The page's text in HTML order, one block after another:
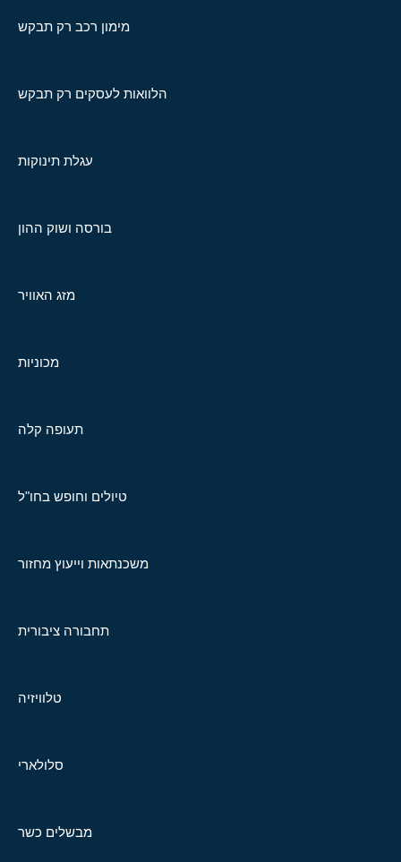
מימון רכב רק תבקש
הלוואות לעסקים רק תבקש
עגלת תינוקות
בורסה ושוק ההון
מזג האוויר
מכוניות
תעופה קלה
טיולים וחופש בחו"ל
משכנתאות וייעוץ מחזור
תחבורה ציבורית
טלוויזיה
סלולארי
מבשלים כשר